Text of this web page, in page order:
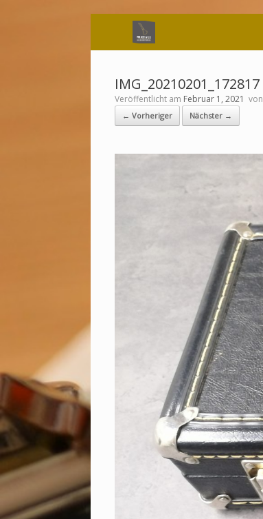
IMG_20210201_172817
Veröffentlicht am Februar 1, 2021 von
← Vorheriger Nächster →